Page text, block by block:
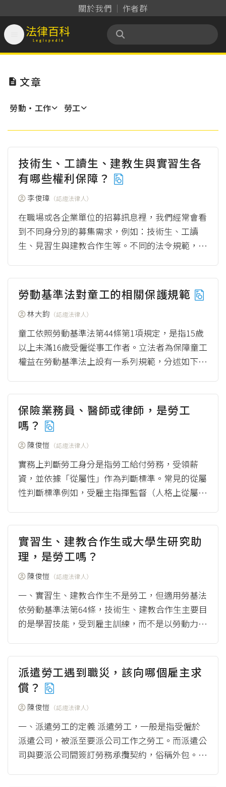
關於我們 作者群
法律百科 Legispedia
 文章
勞動‧工作 勞工
技術生、工讀生、建教生與實習生各
有哪些權利保障？
李俊璋 （認證法律人）
在職場或各企業單位的招募訊息裡，我們經常會看
到不同身分別的募集需求，例如：技術生、工讀
生、見習生與建教合作生等。不同的法令規範，賦
勞動基準法對童工的相關保護規範
林大鈞 （認證法律人）
童工依照勞動基準法第44條第1項規定，是指15歲
以上未滿16歲受僱從事工作者。立法者為保障童工
權益在勞動基準法上設有一系列規範，分述如下：
保險業務員、醫師或律師，是勞工
嗎？
陳俊愷 （認證法律人）
實務上判斷勞工身分是指勞工給付勞務，受領薪
資，並依據「從屬性」作為判斷標準。常見的從屬
性判斷標準例如，受雇主指揮監督（人格上從屬
實習生、建教合作生或大學生研究助
理，是勞工嗎？
陳俊愷 （認證法律人）
一、實習生、建教合作生不是勞工，但適用勞基法
依勞動基準法第64條，技術生、建教合作生主要目
的是學習技能，受到雇主訓練，而不是以勞動力換
派遣勞工遇到職災，該向哪個雇主求
償？
陳俊愷 （認證法律人）
一、派遣勞工的定義 派遣勞工，一般是指受僱於
派遣公司，被派至要派公司工作之勞工。而派遣公
司與要派公司間簽訂勞務承攬契約，俗稱外包。